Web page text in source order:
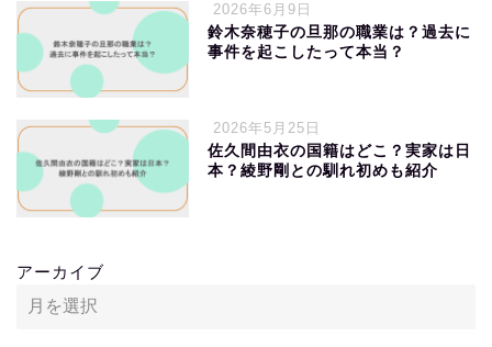
2026年6月9日
鈴木奈穂子の旦那の職業は？過去に
事件を起こしたって本当？
2026年5月25日
佐久間由衣の国籍はどこ？実家は日
本？綾野剛との馴れ初めも紹介
アーカイブ